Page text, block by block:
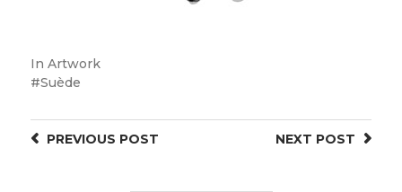
In Artwork
Suède
NEXT POST
PREVIOUS POST